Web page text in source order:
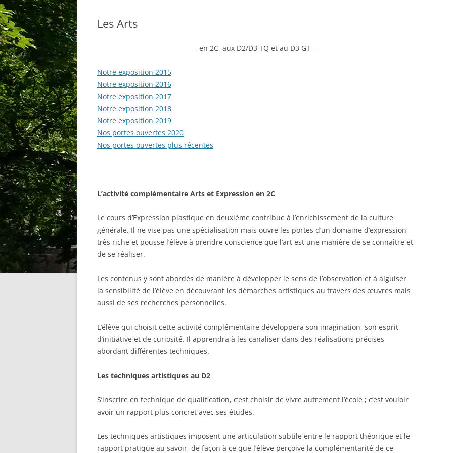
INSCRIPTIONS
NOS TEXTES
ASSOCIATION DES
CONTACTER LA SECTION
Les Arts
— en 2C, aux D2/D3 TQ et au D3 GT —
Notre exposition 2015
Notre exposition 2016
Notre exposition 2017
Notre exposition 2018
Notre exposition 2019
Nos portes ouvertes 2020
Nos portes ouvertes plus récentes
L’activité complémentaire Arts et Expression en 2C
Le cours d’Expression plastique en deuxième contribue à l’enrichissement de la culture
générale. Il ne vise pas une spécialisation mais ouvre les portes d’un domaine d’expression
très riche et pousse l’élève à prendre conscience que l’art est une manière de se connaître et
de se réaliser.
Les contenus y sont abordés de manière à développer le sens de l’observation et à aiguiser
la sensibilité de l’élève en découvrant les démarches artistiques au travers des œuvres mais
aussi de ses recherches personnelles.
L’élève qui choisit cette activité complémentaire développera son imagination, son esprit
d’initiative et de curiosité. Il apprendra à les canaliser dans des réalisations précises
abordant différentes techniques.
Les techniques artistiques au D2
S’inscrire en technique de qualification, c’est choisir de vivre autrement l’école ; c’est vouloir
avoir un rapport plus concret avec ses études.
Les techniques artistiques imposent une articulation subtile entre le rapport théorique et le
rapport pratique au savoir, de façon à ce que l’élève perçoive la complémentarité de ce